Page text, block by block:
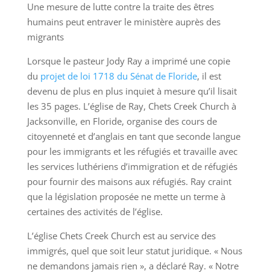
Une mesure de lutte contre la traite des êtres
humains peut entraver le ministère auprès des
migrants
Lorsque le pasteur Jody Ray a imprimé une copie
du projet de loi 1718 du Sénat de Floride, il est
devenu de plus en plus inquiet à mesure qu’il lisait
les 35 pages. L’église de Ray, Chets Creek Church à
Jacksonville, en Floride, organise des cours de
citoyenneté et d’anglais en tant que seconde langue
pour les immigrants et les réfugiés et travaille avec
les services luthériens d’immigration et de réfugiés
pour fournir des maisons aux réfugiés. Ray craint
que la législation proposée ne mette un terme à
certaines des activités de l’église.
L’église Chets Creek Church est au service des
immigrés, quel que soit leur statut juridique. « Nous
ne demandons jamais rien », a déclaré Ray. « Notre